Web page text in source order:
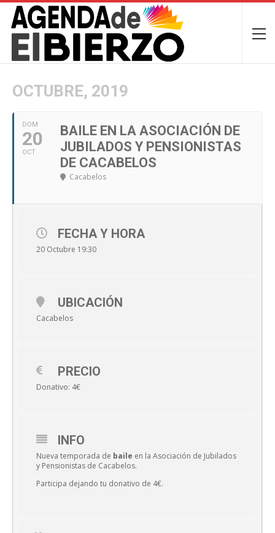
OCTUBRE, 2019
DOM
20
OCT
BAILE EN LA ASOCIACIÓN DE
JUBILADOS Y PENSIONISTAS
DE CACABELOS
Cacabelos
FECHA Y HORA
20 Octubre 19:30
UBICACIÓN
Cacabelos
PRECIO
Donativo: 4€
INFO
Nueva temporada de baile en la Asociación de Jubilados
y Pensionistas de Cacabelos.
Participa dejando tu donativo de 4€.